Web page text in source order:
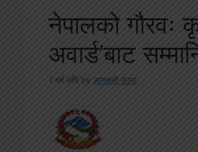
नेपालको गौरवः
अवार्ड’बाट
२ वर्ष अघि by जानकारी नेपाल